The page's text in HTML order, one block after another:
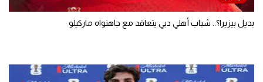
بديل بيزيرا؟.. شباب أهلي دبي يتعاقد مع جاهنواه ماركيلو